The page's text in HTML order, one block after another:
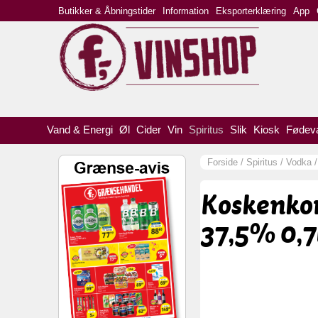
Vand & Energi Øl Cider Vin Spiritus Slik Kiosk
Forside / Spiritus / Vodka /
37,5%
Butikker & Åbningstider Information Eksporterklæring App